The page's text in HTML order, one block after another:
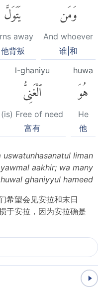
وَمَن
And whoever
谁|和
يَتَوَلَّ
away
他背叛
huwa
هُوَ
He
他
l-ghaniyu
ٱلْغَنِىُّ
(is) Free of need
富有
liman
aakhir; wa many
ghaniyyul hameed
希望会见安拉和末日
于安拉，因为安拉确是